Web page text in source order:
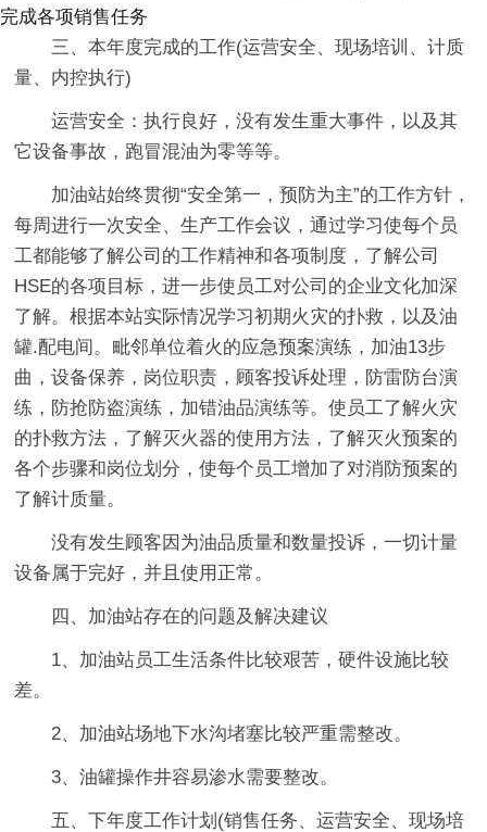
完成各项销售任务
三、本年度完成的工作(运营安全、现场培训、计质
量、内控执行)
运营安全：执行良好，没有发生重大事件，以及其
它设备事故，跑冒混油为零等等。
加油站始终贯彻“安全第一，预防为主”的工作方针，
每周进行一次安全、生产工作会议，通过学习使每个员
工都能够了解公司的工作精神和各项制度，了解公司
HSE的各项目标，进一步使员工对公司的企业文化加深
了解。根据本站实际情况学习初期火灾的扑救，以及油
罐.配电间。毗邻单位着火的应急预案演练，加油13步
曲，设备保养，岗位职责，顾客投诉处理，防雷防台演
练，防抢防盗演练，加错油品演练等。使员工了解火灾
的扑救方法，了解灭火器的使用方法，了解灭火预案的
各个步骤和岗位划分，使每个员工增加了对消防预案的
了解计质量。
没有发生顾客因为油品质量和数量投诉，一切计量
设备属于完好，并且使用正常。
四、加油站存在的问题及解决建议
1、加油站员工生活条件比较艰苦，硬件设施比较
差。
2、加油站场地下水沟堵塞比较严重需整改。
3、油罐操作井容易渗水需要整改。
五、下年度工作计划(销售任务、运营安全、现场培